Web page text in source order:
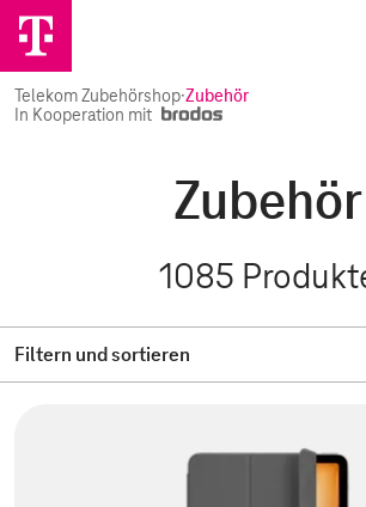
Telekom Zubehörshop·Zubehör
In Kooperation mit
Zubehör
1085
Filtern und sortieren